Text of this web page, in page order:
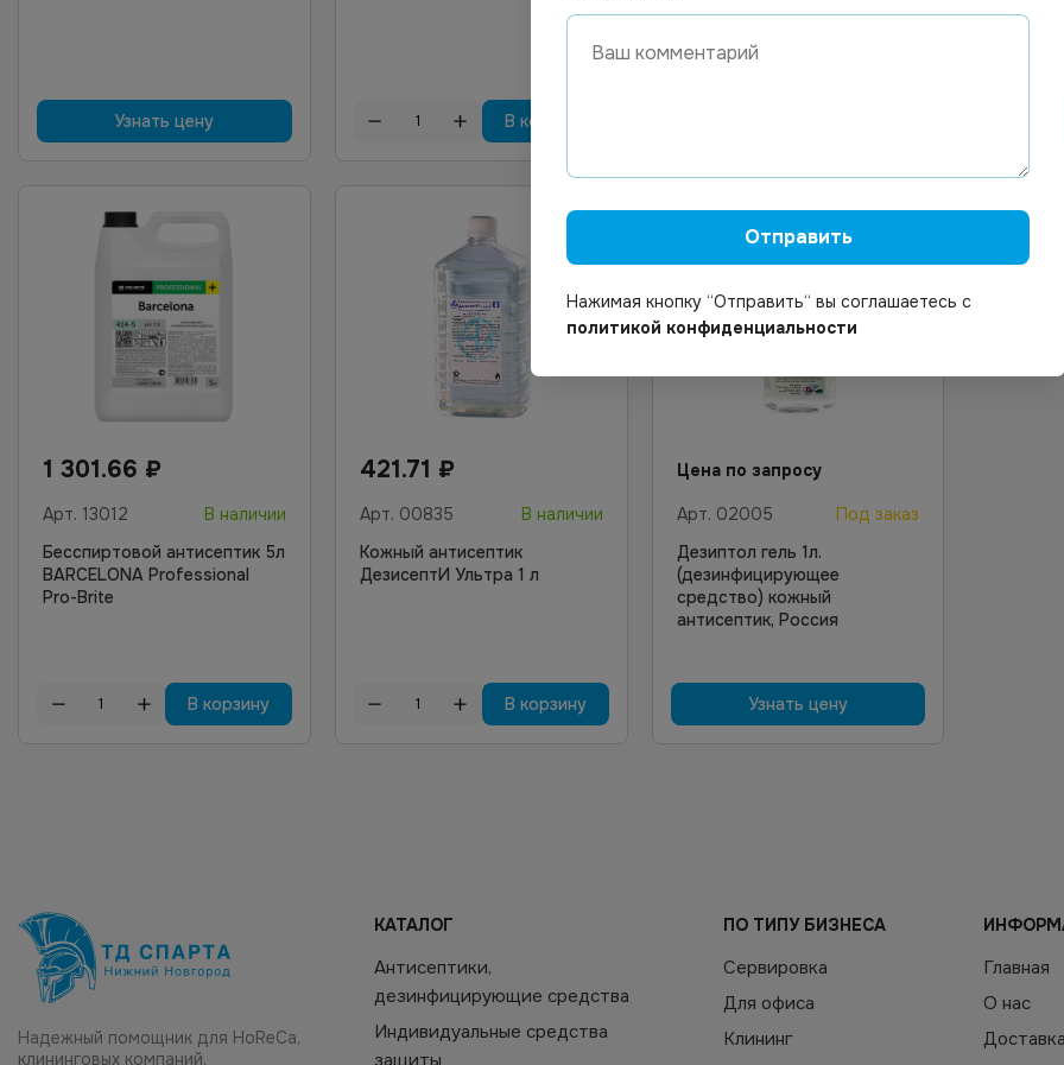
Узнать цену В корзину
средство с моющим
1 301.66 ₽
Арт. 13012
В наличии
Бесспиртовой антисептик 5л
BARCELONA Professional
Pro-Brite
В корзину
421.71 ₽
Арт. 00835
В наличии
Кожный антисептик
ДезисептИ Ультра 1 л
В корзину
Цена по запросу
Арт. 02005
Под заказ
Дезиптол гель 1л.
(дезинфицирующее
средство) кожный
антисептик, Россия
Узнать цену
Надежный помощник для HoReCa,
клининговых компаний,
КАТАЛОГ
Антисептики,
дезинфицирующие средства
Индивидуальные средства
защиты
ПО ТИПУ БИЗНЕСА
Сервировка
Для офиса
Клининг
Главная
О нас
Доставка
Отправить
Нажимая кнопку “Отправить“ вы соглашаетесь с
политикой конфиденциальности